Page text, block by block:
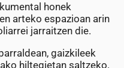
honek
arteko espazioan arin
jarraitzen die.
gaizkileek
hiltegietan saltzeko.